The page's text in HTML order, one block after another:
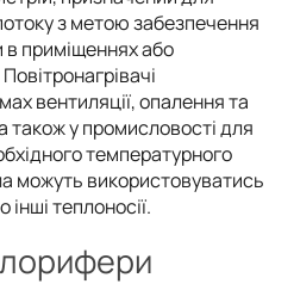
з метою забезпечення
приміщеннях або
вентиляції, опалення та
також у промисловості для
температурного
можуть використовуватись
теплоносії.